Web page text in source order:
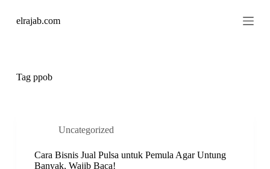
kelrajab.com
Tagppob
Uncategorized
Cara Bisnis Jual Pulsa untuk Pemula Agar Untung
Banyak, Wajib Baca!